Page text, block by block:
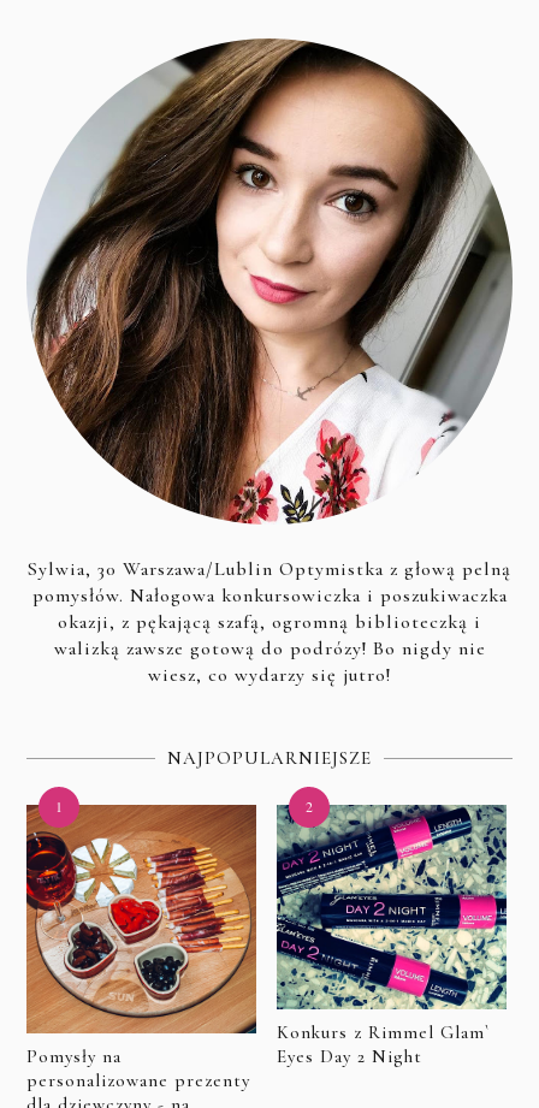
Sylwia, 30 Warszawa/Lublin Optymistka z głową pelną
pomysłów. Nałogowa konkursowiczka i poszukiwaczka
okazji, z pękającą szafą, ogromną biblioteczką i
walizką zawsze gotową do podrózy! Bo nigdy nie
wiesz, co wydarzy się jutro!
NAJPOPULARNIEJSZE
Pomysły na
personalizowane prezenty
Konkurs z Rimmel Glam`
Eyes Day 2 Night